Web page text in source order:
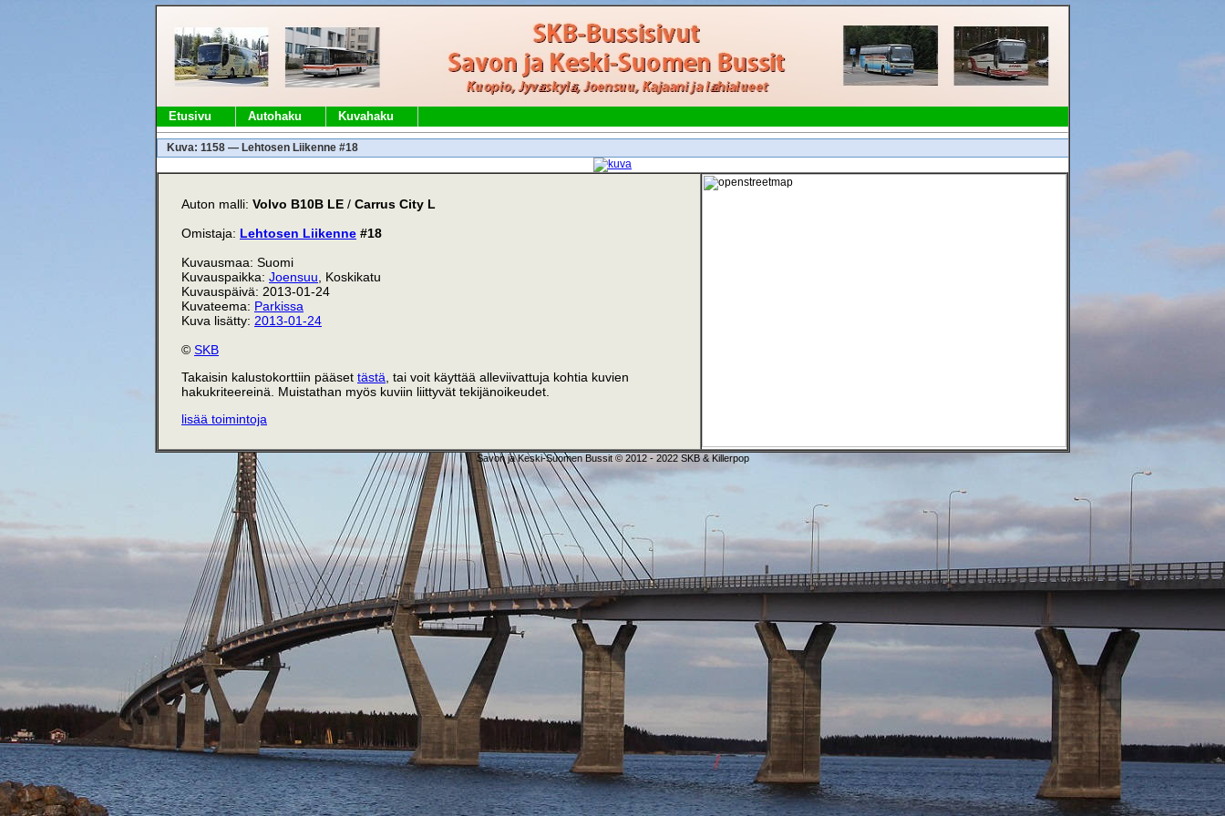
Etusivu Autohaku Kuvahaku
Kuva: 1158 — Lehtosen Liikenne #18
Auton malli: Volvo B10B LE / Carrus City L
Omistaja: Lehtosen Liikenne #18
Kuvausmaa: Suomi
Kuvauspaikka: Joensuu , Koskikatu
Kuvauspäivä: 2013-01-24
Kuvateema: Parkissa
Kuva lisätty: 2013-01-24
© SKB
Takaisin kalustokorttiin pääset tästä , tai voit käyttää alleviivattuja kohtia kuvien
hakukriteereinä. Muistathan myös kuviin liittyvät tekijänoikeudet.
lisää toimintoja
Savon ja Keski-Suomen Bussit © 2012 - 2022 SKB & Killerpop